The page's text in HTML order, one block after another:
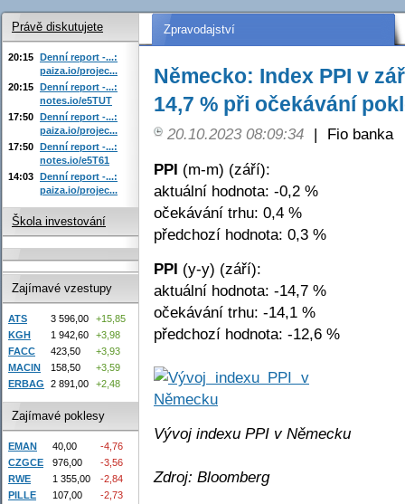
Zpravodajství
Německo: Index PPI v
14,7 % při očekávání
20.10.2023 08:09:34 |
Fio banka
PPI (m-m) (září):
aktuální hodnota: -0,2 %
očekávání trhu: 0,4 %
předchozí hodnota: 0,3 %
PPI (y-y) (září):
aktuální hodnota: -14,7 %
očekávání trhu: -14,1 %
předchozí hodnota: -12,6 %
Vývoj indexu PPI v Německu
Zdroj: Bloomberg
Právě diskutujete
20:15 Denní report -...:
paiza.io/projec...
20:15 Denní report -...:
notes.io/e5TUT
17:50 Denní report -...:
paiza.io/projec...
17:50 Denní report -...:
notes.io/e5T61
14:03 Denní report -...:
paiza.io/projec...
Škola investování
Zajímavé vzestupy
ATS 3 596,00
+15,85
KGH
1 942,60
+3,98
FACC
423,50
+3,93
MACIN
158,50
+3,59
ERBAG
2 891,00 +2,48
Zajímavé poklesy
EMAN 40,00
-4,76
CZGCE
976,00
-3,56
RWE
1 355,00
-2,84
PILLE
107,00
-2,73